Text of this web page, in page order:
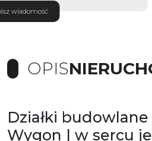
wiadomość
OPIS
Działki
Wygon | w sercu